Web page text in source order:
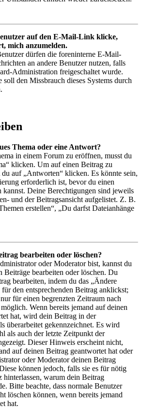
auf den E-Mail-Link klicke,
mich anzumelden.
dürfen die foreninterne E-Mail-
an andere Benutzer nutzen, falls
Administration freigeschaltet wurde.
soll den Missbrauch dieses Systems durch
Thema oder eine Antwort?
in einem Forum zu eröffnen, musst du
klicken. Um auf einen Beitrag zu
du auf „Antworten“ klicken. Es könnte sein,
erforderlich ist, bevor du einen
kannst. Deine Berechtigungen sind jeweils
und der Beitragsansicht aufgelistet. Z. B.
erstellen“, „Du darfst Dateianhänge
bearbeiten oder löschen?
oder Moderator bist, kannst du
Beiträge bearbeiten oder löschen. Du
bearbeiten, indem du das „Ändere
den entsprechenden Beitrag anklickst;
für einen begrenzten Zeitraum nach
Wenn bereits jemand auf deinen
hat, wird dein Beitrag in der
überarbeitet gekennzeichnet. Es wird
als auch der letzte Zeitpunkt der
Dieser Hinweis erscheint nicht,
auf deinen Beitrag geantwortet hat oder
oder Moderator deinen Beitrag
können jedoch, falls sie es für nötig
hinterlassen, warum dein Beitrag
Bitte beachte, dass normale Benutzer
löschen können, wenn bereits jemand
hat.